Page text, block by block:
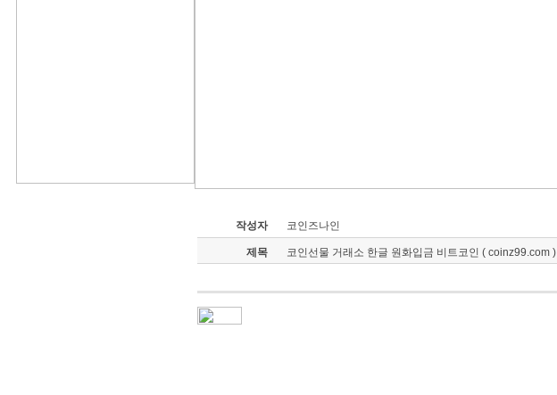
작성자 코인즈나인
제목 코인선물 거래소 한글 원화입금 비트코인 ( coinz99.com )